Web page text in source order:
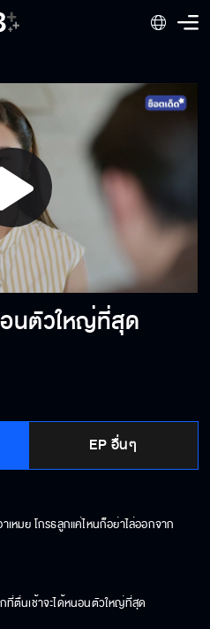
นตัวใหญ่ที่สุด
EP อื่นๆ
ฮียเฉินจะกลัวคำขู่ของน้องชายเหรอ
กจากบ้านไม่ได้หมายความว่าจะรับมา
งเหมยแท้ ๆ เราถึงมีลูกไปสู้กับพวกมันไม่
ด้กลัวลำบาก แต่ฉันกลัวเสียคุณไป
เหมย โกรธลูกแค่ไหนก็อย่าไล่ออกจาก
ที่ตื่นเช้าจะได้หนอนตัวใหญ่ที่สุด